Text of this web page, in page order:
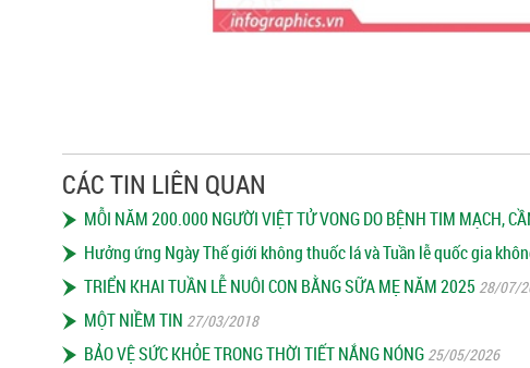
CÁC TIN LIÊN QUAN
MỖI NĂM 200.000 NGƯỜI VIỆT TỬ VONG DO BỆNH TIM MẠCH,
Hưởng ứng Ngày Thế giới không thuốc lá và Tuần lễ quốc gia
TRIỂN KHAI TUẦN LỄ NUÔI CON BẰNG SỮA MẸ NĂM 2025 28/07/
MỘT NIỀM TIN 27/03/2018
BẢO VỆ SỨC KHỎE TRONG THỜI TIẾT NẮNG NÓNG 25/05/2026